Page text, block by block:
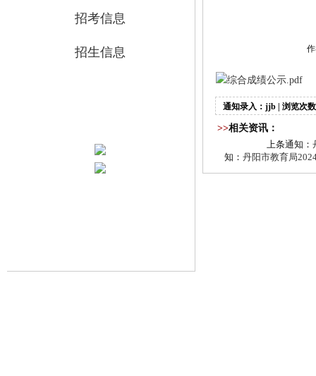
招考信息
招生信息
综合成绩公示.pdf
通知录入：jjb | 浏览次数
>>相关资讯：
上条通知：
知： 丹阳市教育局